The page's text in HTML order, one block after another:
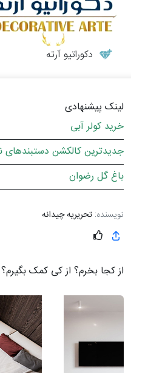
دکوراتیو آرته
لینک پیشنهادی
خرید کولر آبی
جدیدترین کالکشن دستبندهای
باغ گل رضوان
نویسنده: تحریریه چیدانه
از کجا بخرم؟ از کی کمک بگیرم؟